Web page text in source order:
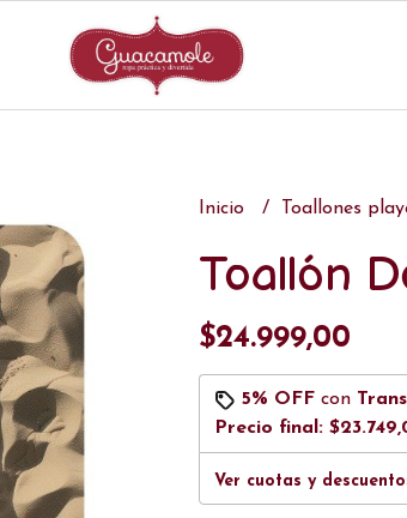
Inicio Toallones
Toallón
$24.999,00
5% OFF con
Precio final:
Ver cuotas y